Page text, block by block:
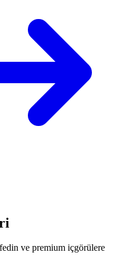
ve premium içgörülere